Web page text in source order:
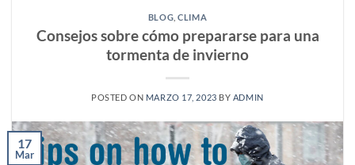
BLOG ,CLIMA
Consejos sobre cómo prepararse para una
tormenta de invierno
POSTED ON MARZO 17, 2023 BY ADMIN
17
Mar